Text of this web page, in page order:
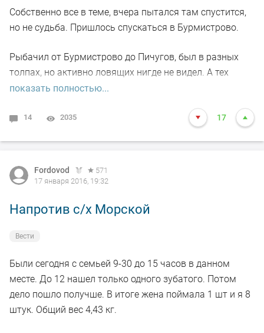
Собственно все в теме, вчера пытался там спустится,
но не судьба. Пришлось спускаться в Бурмистрово.
Рыбачил от Бурмистрово до Пичугов, был в разных
толпах, но активно ловящих нигде не видел. А тех
судаков которых ловили при мне, нужно бы отпускать ,
показать полностью...
14 2035 17
Fordovod
571
17 января 2016, 19:32
Напротив с/х Морской
Вести
Были сегодня с семьей 9-30 до 15 часов в данном
месте. До 12 нашел только одного зубатого. Потом
дело пошло получше. В итоге жена поймала 1 шт и я 8
штук. Общий вес 4,43 кг.